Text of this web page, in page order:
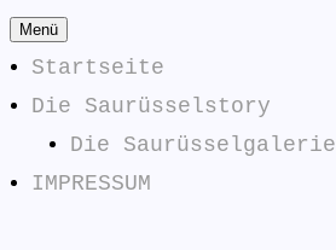
Zum
Inhalt
springen
Menü
Startseite
Die Saurüsselstory
Die Saurüsselgalerie
IMPRESSUM